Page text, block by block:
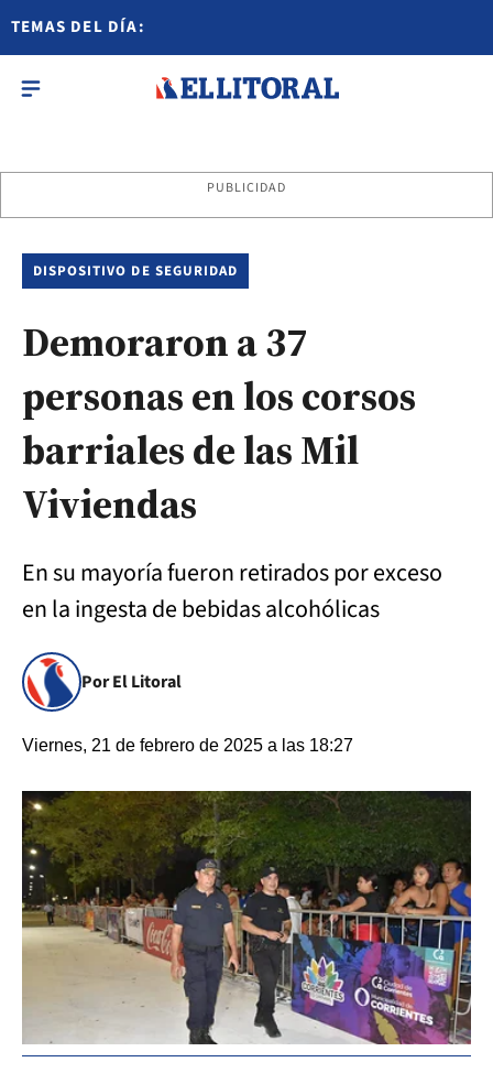
TEMAS DEL DÍA:
PUBLICIDAD
DISPOSITIVO DE SEGURIDAD
Demoraron a 37
personas en los corsos
barriales de las Mil
Viviendas
En su mayoría fueron retirados por exceso
en la ingesta de bebidas alcohólicas
Por El Litoral
Viernes, 21 de febrero de 2025 a las 18:27